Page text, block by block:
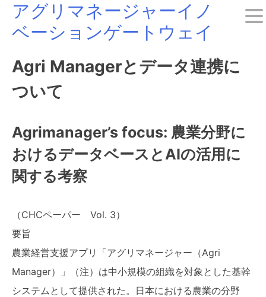
Skipアグリマネージャーイノ
ベーションゲートウェイ
Agri Managerとデータ連携に
ついて
Agrimanager’s focus: 農業分野に
おけるデータベースとAIの活用に
関する考察
（CHCペーパー Vol. 3）
要旨
農業経営支援アプリ「アグリマネージャー（Agri
Manager）」（注）は中小規模の組織を対象とした基幹
システムとして提供された。日本における農業の分野